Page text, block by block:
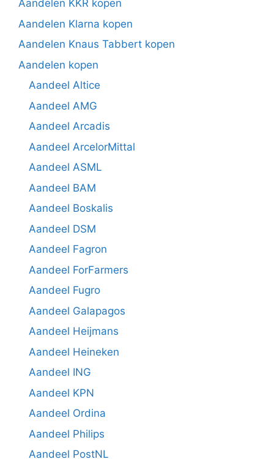
Aandelen KKR kopen
Aandelen Klarna kopen
Aandelen Knaus Tabbert kopen
Aandelen kopen
Aandeel Altice
Aandeel AMG
Aandeel Arcadis
Aandeel ArcelorMittal
Aandeel ASML
Aandeel BAM
Aandeel Boskalis
Aandeel DSM
Aandeel Fagron
Aandeel ForFarmers
Aandeel Fugro
Aandeel Galapagos
Aandeel Heijmans
Aandeel Heineken
Aandeel ING
Aandeel KPN
Aandeel Ordina
Aandeel Philips
Aandeel PostNL